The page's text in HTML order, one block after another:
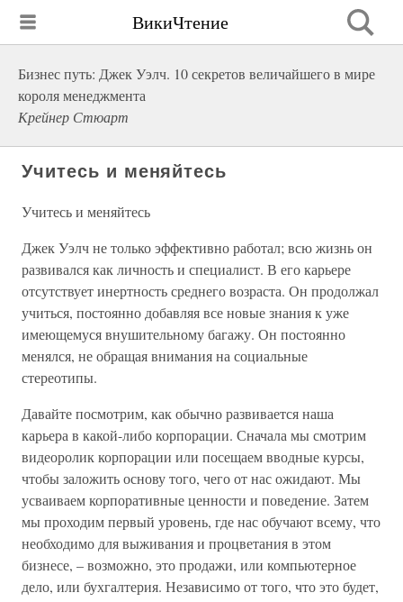
ВикиЧтение
Бизнес путь: Джек Уэлч. 10 секретов величайшего в мире
короля менеджмента
Крейнер Стюарт
Учитесь и меняйтесь
Учитесь и меняйтесь
Джек Уэлч не только эффективно работал; всю жизнь он
развивался как личность и специалист. В его карьере
отсутствует инертность среднего возраста. Он продолжал
учиться, постоянно добавляя все новые знания к уже
имеющемуся внушительному багажу. Он постоянно
менялся, не обращая внимания на социальные
стереотипы.
Давайте посмотрим, как обычно развивается наша
карьера в какой-либо корпорации. Сначала мы смотрим
видеоролик корпорации или посещаем вводные курсы,
чтобы заложить основу того, чего от нас ожидают. Мы
усваиваем корпоративные ценности и поведение. Затем
мы проходим первый уровень, где нас обучают всему, что
необходимо для выживания и процветания в этом
бизнесе, – возможно, это продажи, или компьютерное
дело, или бухгалтерия. Независимо от того, что это будет,